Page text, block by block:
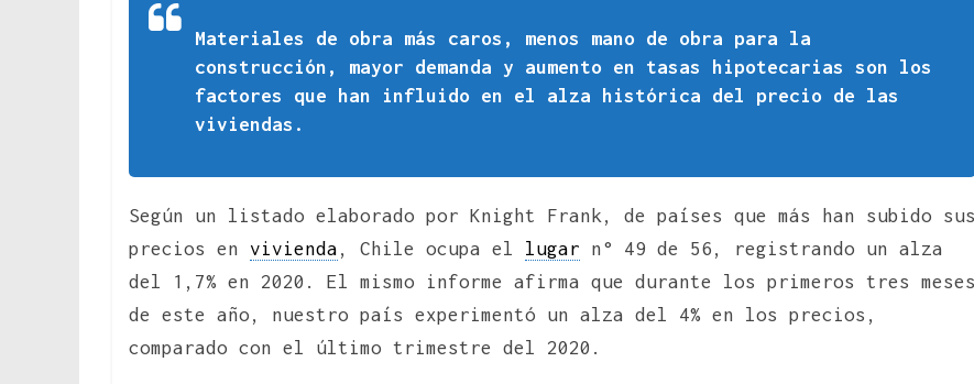
Materiales de obra más caros, menos mano de obra para la
construcción, mayor demanda y aumento en tasas hipotecarias son los
factores que han influido en el alza histórica del precio de las
viviendas.
Según un listado elaborado por Knight Frank, de países que más han subido sus
precios en vivienda , Chile ocupa el lugar n° 49 de 56, registrando un alza
del 1,7% en 2020. El mismo informe afirma que durante los primeros tres meses
de este año, nuestro país experimentó un alza del 4% en los precios,
comparado con el último trimestre del 2020.